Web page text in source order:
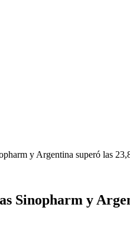
y Argentina superó las
Sinopharm y